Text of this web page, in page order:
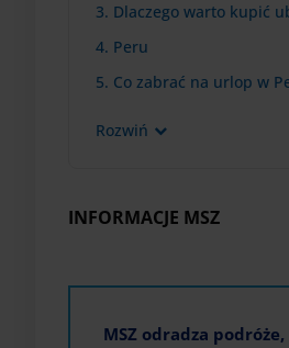
3. Dlaczego warto kupić
4. Peru
5. Co zabrać na urlop w
Rozwiń
INFORMACJE MSZ
MSZ odradza